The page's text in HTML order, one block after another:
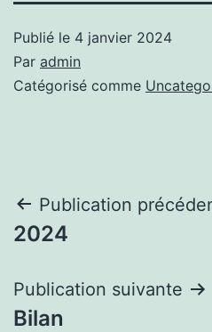
Publié le 4 janvier 2024
Par admin
Catégorisé comme
Navigation
de
l’article
Publication
2024
Publication suivante
Bilan